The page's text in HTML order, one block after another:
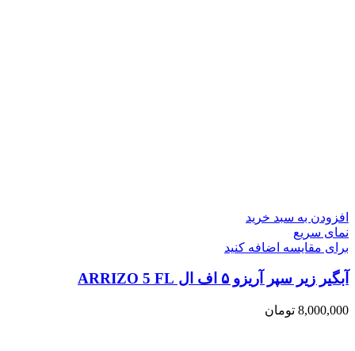
افزودن به سبد خرید
نمای سریع
برای مقایسه اضافه کنید
آبگیر زیر سپر آریزو ۵ اف ال ARRIZO 5 FL
8,000,000 تومان